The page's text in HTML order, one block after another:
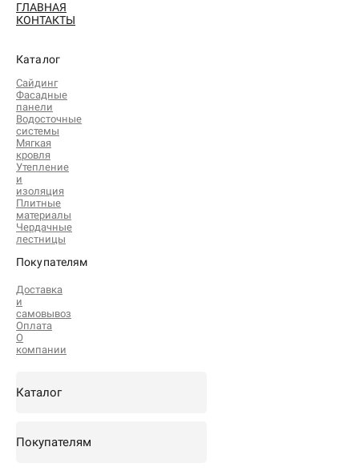
ГЛАВНАЯ
КОНТАКТЫ
Каталог
Сайдинг
Фасадные
панели
Водосточные
системы
Мягкая
кровля
Утепление
и
изоляция
Плитные
материалы
Чердачные
лестницы
Покупателям
Доставка
и
самовывоз
Оплата
О
компании
Каталог
Покупателям